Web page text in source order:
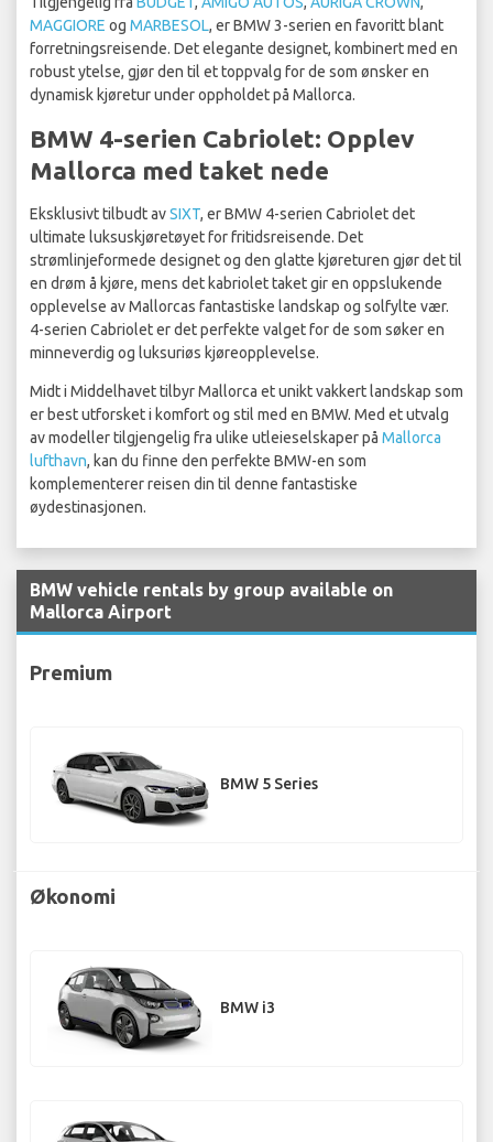
MAGGIORE og MARBESOL, er BMW 3-serien en favoritt blant
forretningsreisende. Det elegante designet, kombinert med en
robust ytelse, gjør den til et toppvalg for de som ønsker en
dynamisk kjøretur under oppholdet på Mallorca.
BMW 4-serien Cabriolet: Opplev
Mallorca med taket nede
Eksklusivt tilbudt avSIXT, er BMW 4-serien Cabriolet det
ultimate luksuskjøretøyet for fritidsreisende. Det
strømlinjeformede designet og den glatte kjøreturen gjør det til
en drøm å kjøre, mens det kabriolet taket gir en oppslukende
opplevelse av Mallorcas fantastiske landskap og solfylte vær.
4-serien Cabriolet er det perfekte valget for de som søker en
minneverdig og luksuriøs kjøreopplevelse.
Midt i Middelhavet tilbyr Mallorca et unikt vakkert landskap som
er best utforsket i komfort og stil med en BMW. Med et utvalg
av modeller tilgjengelig fra ulike utleieselskaper på Mallorca
lufthavn, kan du finne den perfekte BMW-en som
komplementerer reisen din til denne fantastiske
øydestinasjonen.
BMW vehicle rentals by group available on
Mallorca Airport
Premium
BMW 5 Series
Økonomi
BMW i3